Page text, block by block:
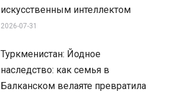
искусственным интеллектом
2026-07-31
Туркменистан: Йодное
наследство: как семья в
Балканском велаяте превратила